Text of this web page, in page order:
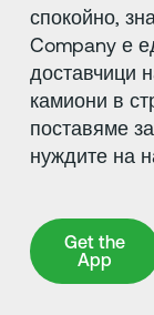
спокойно,
Company е
доставчици
камиони в
поставяме
нуждите на
Get the
App
Get the App